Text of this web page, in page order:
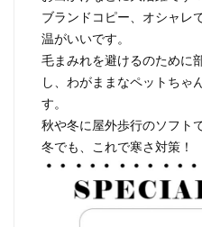
ブランドコピー、オシャ
温がいいです。
毛まみれを避けるのために
し、わがままなペットちゃ
す。
秋や冬に屋外歩行のソフト
冬でも、これで寒さ対策！